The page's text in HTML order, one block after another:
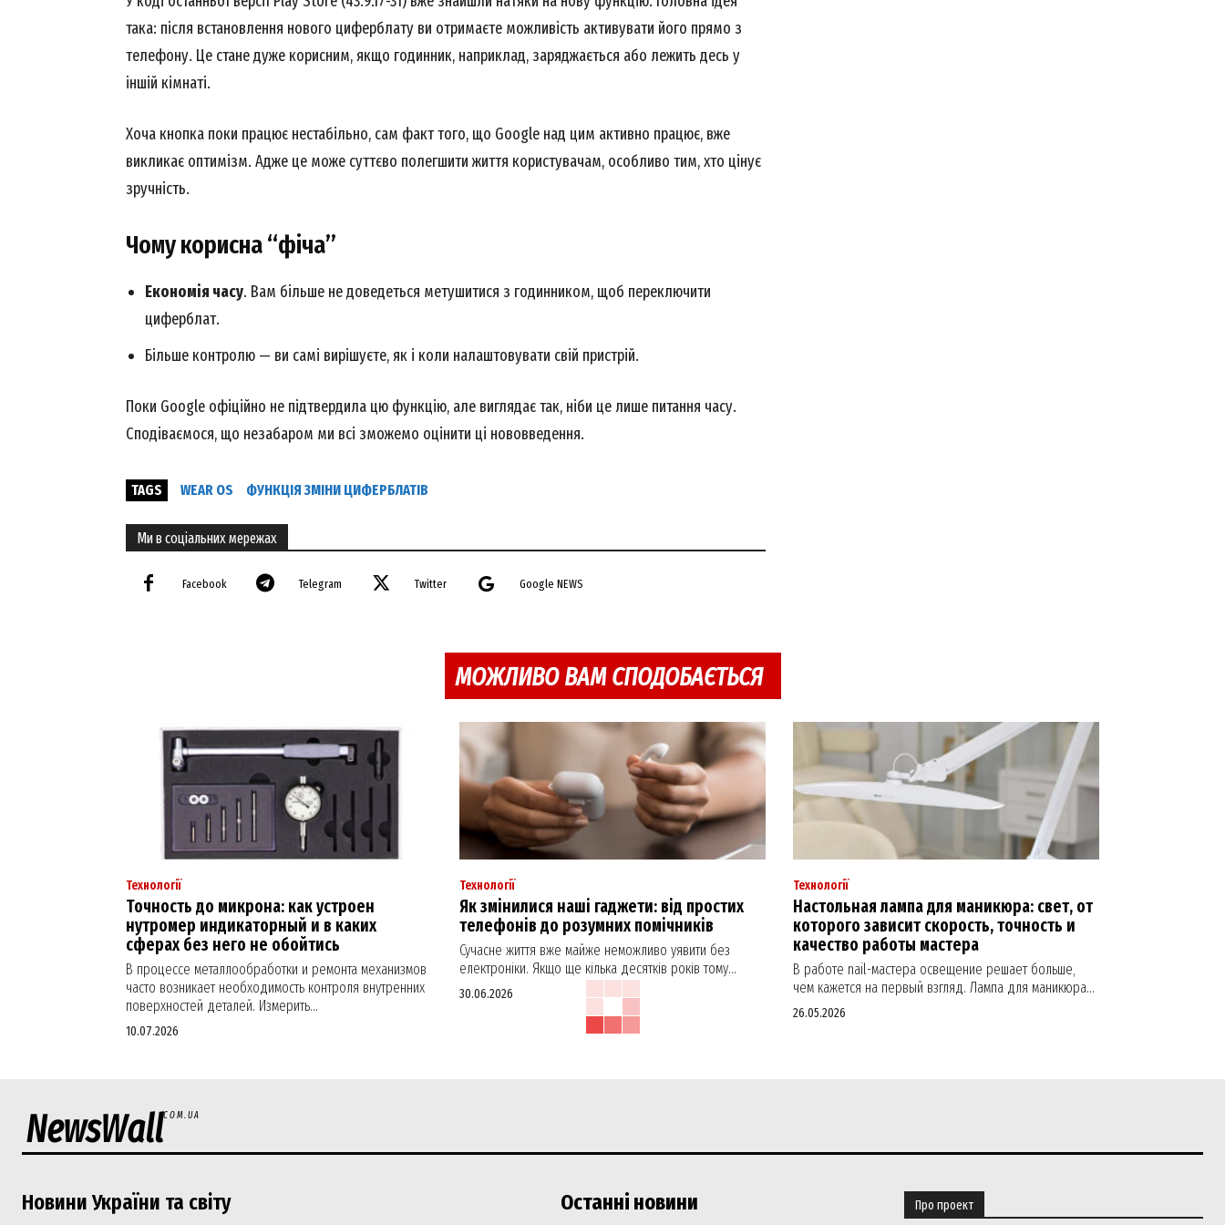
така: після встановлення нового циферблату ви отримаєте можливість активувати його прямо з
телефону. Це стане дуже корисним, якщо годинник, наприклад, заряджається або лежить десь у
іншій кімнаті.
Хоча кнопка поки працює нестабільно, сам факт того, що Google над цим активно працює, вже
викликає оптимізм. Адже це може суттєво полегшити життя користувачам, особливо тим, хто цінує
зручність.
Чому корисна “фіча”
Економія часу. Вам більше не доведеться метушитися з годинником, щоб переключити
циферблат.
Більше контролю — ви самі вирішуєте, як і коли налаштовувати свій пристрій.
Поки Google офіційно не підтвердила цю функцію, але виглядає так, ніби це лише питання часу.
Сподіваємося, що незабаром ми всі зможемо оцінити ці нововведення.
TAGS WEAR OS ФУНКЦІЯ ЗМІНИ ЦИФЕРБЛАТІВ
Ми в соціальних мережах
Facebook Telegram Twitter Google NEWS
МОЖЛИВО ВАМ СПОДОБАЄТЬСЯ
Технології
Точность до микрона: как устроен
нутромер индикаторный и в каких
сферах без него не обойтись
В процессе металлообработки и ремонта механизмов
часто возникает необходимость контроля внутренних
поверхностей деталей. Измерить...
10.07.2026
Технології
Як змінилися наші гаджети: від простих
телефонів до розумних помічників
Сучасне життя вже майже неможливо уявити без
електроніки. Якщо ще кілька десятків років тому...
30.06.2026
Технології
Настольная лампа для маникюра: свет, от
которого зависит скорость, точность и
качество работы мастера
В работе nail-мастера освещение решает больше,
чем кажется на первый взгляд. Лампа для маникюра...
26.05.2026
NewsWallCOM.UA
Новини України та світу Останні новини Про проект